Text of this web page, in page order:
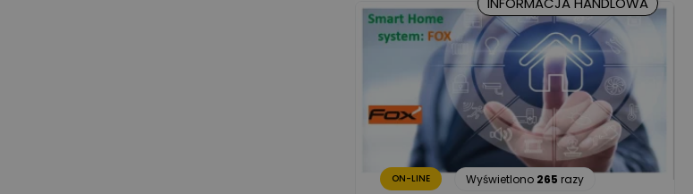
Marcin Nowicki
Ekspert mgr. inż. elektryk,
TIM SA
Zadaj pytanie
Renata
Januszewska
Ekspert Inżynieria
bezpieczeństwa
Zadaj pytanie
ON-LINE Wyświetlono 265 razy